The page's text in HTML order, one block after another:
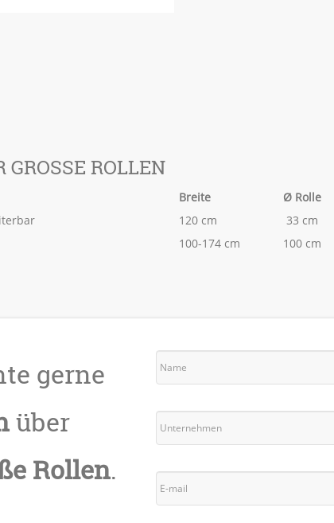
ROLLEN
Breite Ø Rolle
120 cm 33 cm
100-174 cm 100 cm
gerne
über
Rollen.